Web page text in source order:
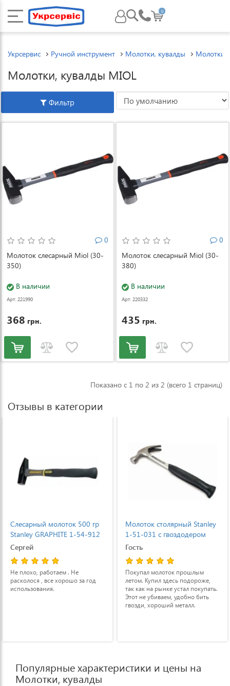
0
Укрсервис Ручной инструмент Молотки, кувалды Молотки,
Молотки, кувалды MIOL
Фильтр
0
Молоток слесарный Miol (30-
350)
В наличии
Арт: 221990
368 грн.
0
Молоток слесарный Miol (30-
380)
В наличии
Арт: 220332
435 грн.
Показано с 1 по 2 из 2 (всего 1 страниц)
Отзывы в категории
Слесарный молоток 500 гр
Stanley GRAPHITE 1-54-912
Сергей
Не плохо, работаем . Не
расколося , все хорошо за год
использования.
Молоток столярный Stanley
1-51-031 с гвоздодером
Гость
Покупал молоток прошлым
летом. Купил здесь подороже,
так как на рынке устал покупать.
Этот не убиваем, удобно бить
гвозди, хороший металл.
Популярные характеристики и цены на
Молотки, кувалды